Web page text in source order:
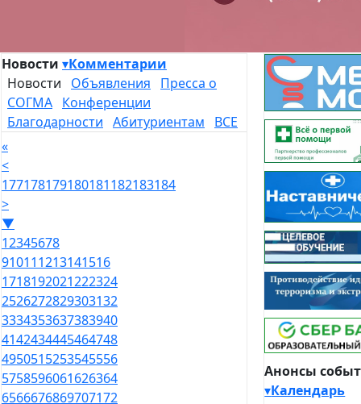
Новости ▾Комментарии
Новости Объявления
Пресса о
СОГМА Конференции
Благодарности Абитуриентам
ВСЕ
«
<
177178179180181182183184
>
▼
12345678
910111213141516
1718192021222324
2526272829303132
3334353637383940
4142434445464748
4950515253545556
5758596061626364
6566676869707172
Анонсы
▾Календарь